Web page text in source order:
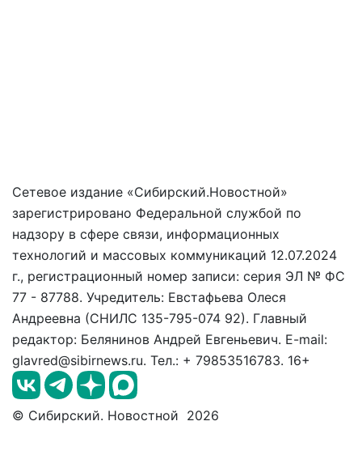
Сетевое издание «Сибирский.Новостной»
зарегистрировано Федеральной службой по
надзору в сфере связи, информационных
технологий и массовых коммуникаций 12.07.2024
г., регистрационный номер записи: серия ЭЛ № ФС
77 - 87788. Учредитель: Евстафьева Олеся
Андреевна (СНИЛС 135-795-074 92). Главный
редактор: Белянинов Андрей Евгеньевич. E-mail:
glavred@sibirnews.ru. Тел.: + 79853516783. 16+
© Сибирский. Новостной 2026